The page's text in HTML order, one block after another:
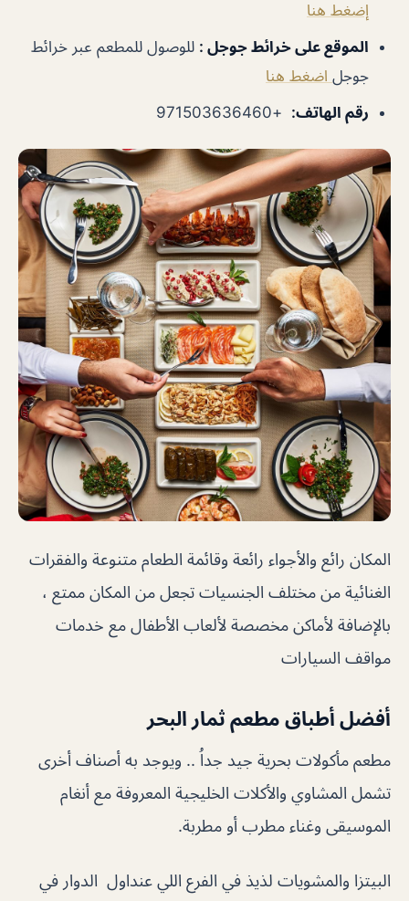
إضغط هنا
الموقع على خرائط جوجل : للوصول للمطعم عبر خرائط
جوجل اضغط هنا
رقم الهاتف:
+971503636460
المكان رائع والأجواء رائعة وقائمة الطعام متنوعة والفقرات
الغنائية من مختلف الجنسيات تجعل من المكان ممتع ،
بالإضافة لأماكن مخصصة لألعاب الأطفال مع خدمات
مواقف السيارات
أفضل أطباق مطعم ثمار البحر
مطعم مأكولات بحرية جيد جداُ .. ويوجد به أصناف أخرى
تشمل المشاوي والأكلات الخليجية المعروفة مع أنغام
الموسيقى وغناء مطرب أو مطربة.
البيتزا والمشويات لذيذ في الفرع اللي عنداول الدوار في